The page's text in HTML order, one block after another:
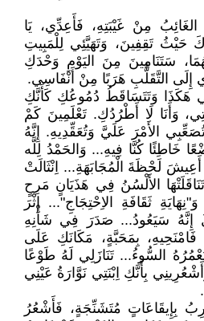
الغَائِبُ مِنْ غَيْبَتِهِ، فَأَعِدِّي، يَا
حَيْثُ تَقِفِينَ، وَتَهَيَّئِي لِلْمَبِيتِ
سَتَنَامِينَ مِنَ اليَوْمِ وَحْدَكِ
إِلَى التَّقَلُّبِ هَرَبًا مِنْ أَنْفَاسِي.
هَكَذَا وَتَتَسَاقَطُ دُمُوعُكِ كَأَنَّكِ
وَأَنَا لَا أَطْرُدُكِ. تَعْلَمِينَ كَمْ
الأَمْرَ عَلَيَّ وَتُعَقِّدِيهِ. إِنَّهُ
خَاطِئًا كُنَّا فِيهِ... وَالحَمْدُ لِلَّه
لَحْظَةَ الْمُجَابَهَةِ... اِنْثَالَتْ
الأَلْسُنُ فِي هَذَيَانٍ مَرِحٍ
ثَقَافَةِ الاِحْتِجَاجِ"... إِثْرَ
إِنَّهُ سَيَعُودُ... صَدَرَ فِي شَأْنِهِ
بِمَحَبَّةٍ، مَكَانَكِ عَلَى
السُّوءُ... تَنَازَلِي لَهُ طَوْعًا
بِأَنَّكِ اِبْنَتِي نَوَّارَةُ عَيْنِي
بِإِيقَاعَاتٍ مُتَشَنِّجَةٍ، فَأَشْعُرُ